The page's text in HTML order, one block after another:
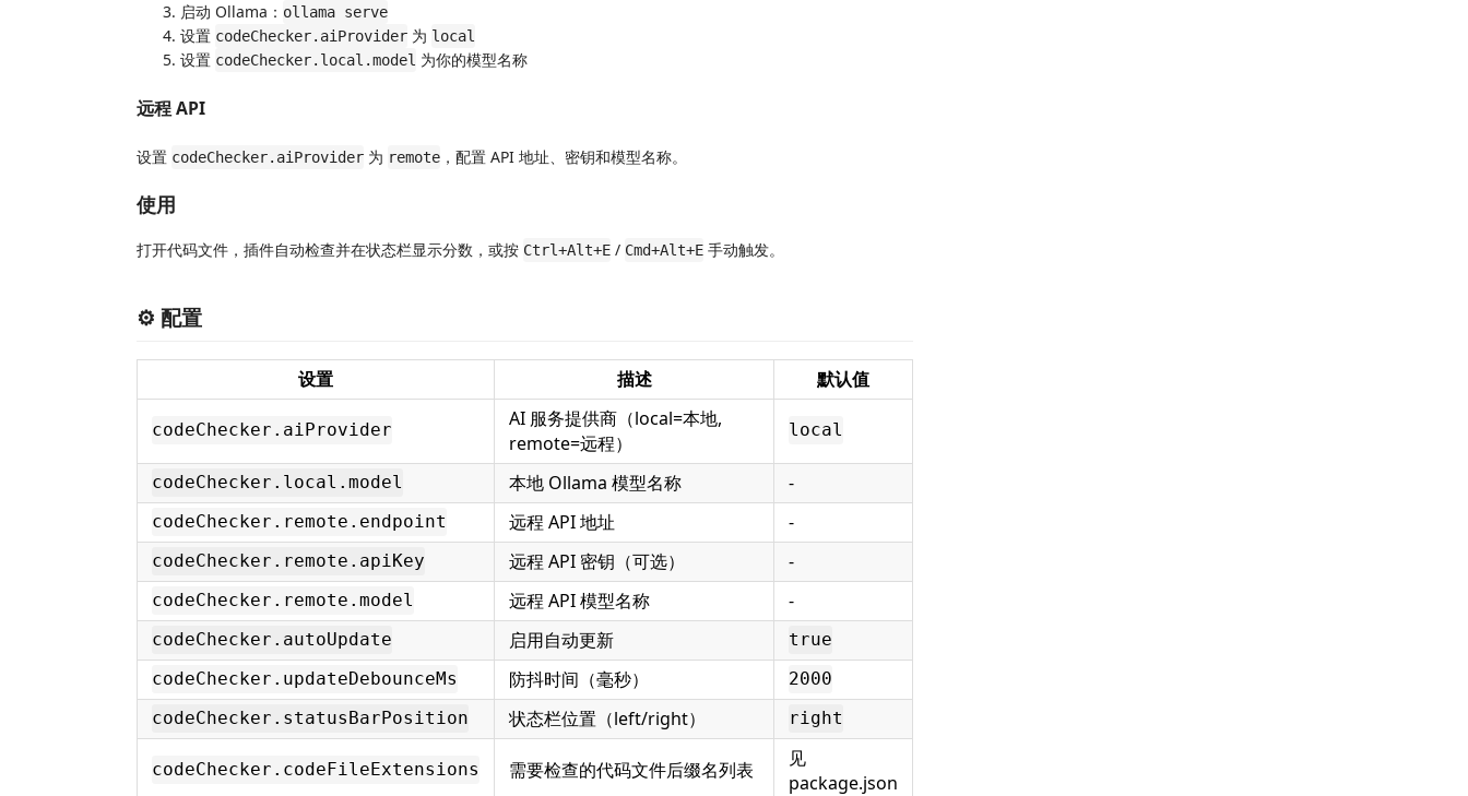
启动 Ollama： ollama serve
设置 codeChecker.aiProvider 为 local
设置 codeChecker.local.model 为你的模型名称
远程 API
设置 codeChecker.aiProvider 为 remote ，配置 API 地址、密钥和模型名称。
使用
打开代码文件，插件自动检查并在状态栏显示分数，或按 Ctrl+Alt+E / Cmd+Alt+E 手动触发。
⚙️ 配置
设置 描述 默认值
codeChecker.aiProvider
AI 服务提供商（local=本地,
remote=远程）
local
codeChecker.local.model 本地 Ollama 模型名称 -
codeChecker.remote.endpoint 远程 API 地址 -
codeChecker.remote.apiKey 远程 API 密钥（可选） -
codeChecker.remote.model 远程 API 模型名称 -
codeChecker.autoUpdate 启用自动更新
true
codeChecker.updateDebounceMs
防抖时间（毫秒）
2000
codeChecker.statusBarPosition
状态栏位置（left/right） right
codeChecker.codeFileExtensions 需要检查的代码文件后缀名列表
见
package.json